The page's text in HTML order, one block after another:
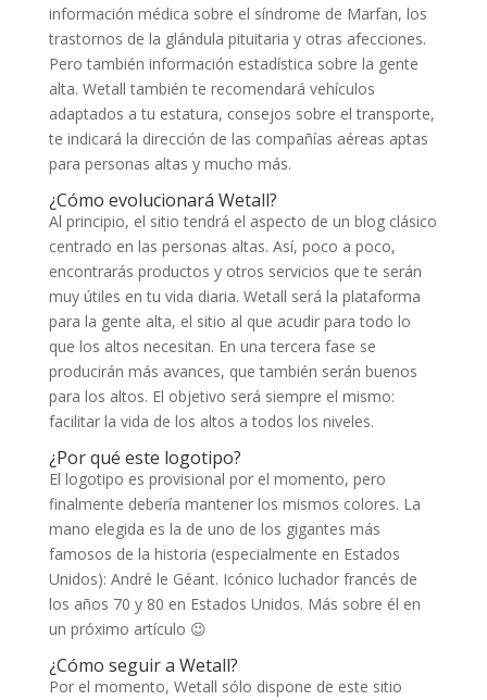
información médica sobre el síndrome de Marfan, los
trastornos de la glándula pituitaria y otras afecciones.
Pero también información estadística sobre la gente
alta. Wetall también te recomendará vehículos
adaptados a tu estatura, consejos sobre el transporte,
te indicará la dirección de las compañías aéreas aptas
para personas altas y mucho más.
¿Cómo evolucionará Wetall?
Al principio, el sitio tendrá el aspecto de un blog clásico
centrado en las personas altas. Así, poco a poco,
encontrarás productos y otros servicios que te serán
muy útiles en tu vida diaria. Wetall será la plataforma
para la gente alta, el sitio al que acudir para todo lo
que los altos necesitan. En una tercera fase se
producirán más avances, que también serán buenos
para los altos. El objetivo será siempre el mismo:
facilitar la vida de los altos a todos los niveles.
¿Por qué este logotipo?
El logotipo es provisional por el momento, pero
finalmente debería mantener los mismos colores. La
mano elegida es la de uno de los gigantes más
famosos de la historia (especialmente en Estados
Unidos): André le Géant. Icónico luchador francés de
los años 70 y 80 en Estados Unidos. Más sobre él en
un próximo artículo 😉
¿Cómo seguir a Wetall?
Por el momento, Wetall sólo dispone de este sitio